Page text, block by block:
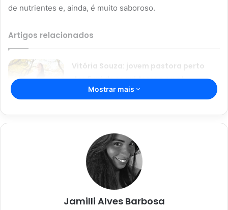
de nutrientes e, ainda, é muito saboroso.
Artigos relacionados
Vitória Souza: jovem pastora perto
dos 5 mi de seguidores na web
22/08/2024
Açaí falsificado! Polícia fecha fábrica
22/08/2024
Receita de ovo ao molho de
tomate fácil
Mostrar mais
Jamilli Alves Barbosa